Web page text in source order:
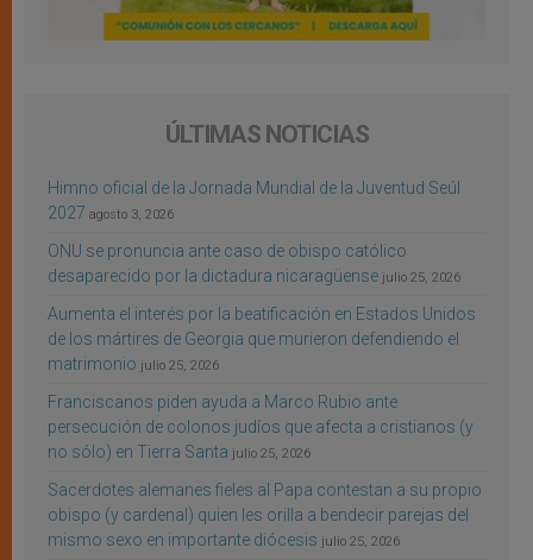
ÚLTIMAS NOTICIAS
Himno oficial de la Jornada Mundial de la Juventud Seúl
2027 agosto 3, 2026
ONU se pronuncia ante caso de obispo católico
desaparecido por la dictadura nicaragüense julio 25, 2026
Aumenta el interés por la beatificación en Estados Unidos
de los mártires de Georgia que murieron defendiendo el
matrimonio julio 25, 2026
Franciscanos piden ayuda a Marco Rubio ante
persecución de colonos judíos que afecta a cristianos (y
no sólo) en Tierra Santa julio 25, 2026
Sacerdotes alemanes fieles al Papa contestan a su propio
obispo (y cardenal) quien les orilla a bendecir parejas del
mismo sexo en importante diócesis julio 25, 2026